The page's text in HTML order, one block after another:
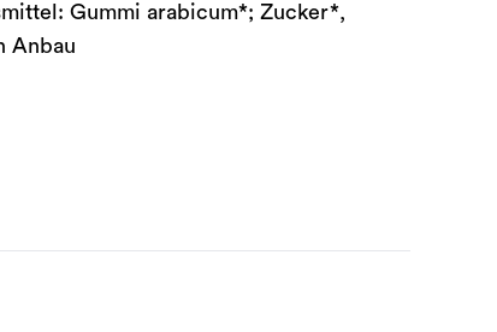
Gummi arabicum*; Zucker*,
Anbau